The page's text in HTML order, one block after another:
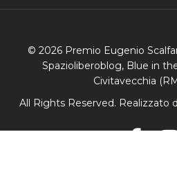
© 2026 Premio Eugenio
Spazioliberoblog, Blue in
Civitavecchia
All Rights Reserved. Realizzato